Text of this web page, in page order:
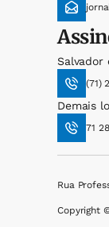
Salvador
(71)
Demais
71
Rua
Copyright